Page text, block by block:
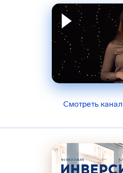
Смотреть